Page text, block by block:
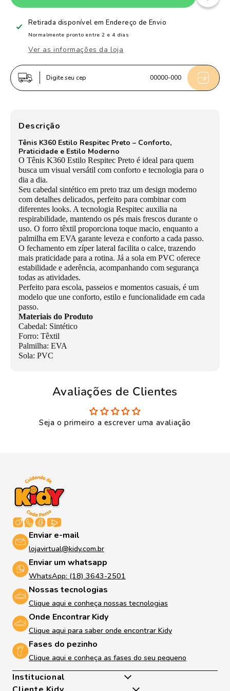
de
Tênis
Infantil
Menina
K360
Respitec
e
com
Zíper
de
Tênis
Infantil
Menina
Respitec
com
Zíper
Retirada disponível emEndereço de Envio
Normalmente pronto entre 2 e 4 dias
Ver as informações da loja
Digite seu cep 00000-000
Descrição
Tênis K360 Estilo Respitec Preto – Conforto,
Praticidade e Estilo Moderno
O Tênis K360 Estilo Respitec Preto é ideal para quem
busca um visual versátil com conforto e tecnologia para o
dia a dia.
Seu cabedal sintético em preto traz um design moderno
com detalhes delicados, perfeito para combinar com
diferentes looks. A tecnologia Respitec auxilia na
respirabilidade, mantendo os pés mais frescos durante o
uso. O forro têxtil proporciona toque macio, enquanto a
palmilha em EVA garante leveza e conforto a cada passo.
O fechamento em zíper lateral facilita o calce, trazendo
mais praticidade para a rotina. Já a sola em PVC oferece
estabilidade e aderência, acompanhando com segurança
todas as atividades.
Perfeito para escola, passeios e momentos casuais, é um
modelo que une conforto, estilo e funcionalidade em cada
passo.
Materiais do Produto
Cabedal: Sintético
Forro: Têxtil
Palmilha: EVA
Sola: PVC
Avaliações de Clientes
Seja o primeiro a escrever uma avaliação
Enviar e-mail
lojavirtual@kidy.com.br
Enviar um whatsapp
WhatsApp: (18) 3643-2501
Nossas tecnologias
Clique aqui e conheça nossas tecnologias
Onde Encontrar Kidy
Clique aqui para saber onde encontrar Kidy
Fases do pezinho
Clique aqui e conheça as fases do seu pequeno
Institucional